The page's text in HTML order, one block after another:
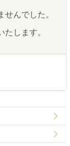
んでした。
します。